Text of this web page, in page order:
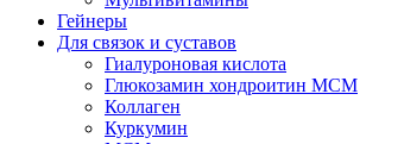
Гейнеры
Для связок и суставов
Гиалуроновая кислота
Глюкозамин хондроитин МСМ
Коллаген
Куркумин